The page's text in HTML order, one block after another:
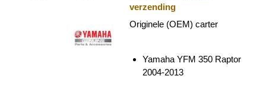
verzending
Originele (OEM) carter
Yamaha YFM 350 Raptor
2004-2013